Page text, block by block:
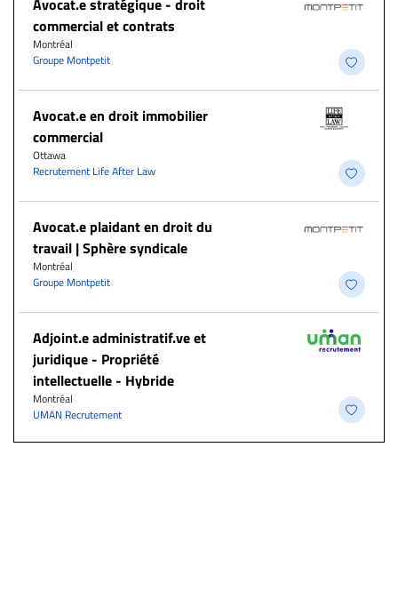
Avocat.e stratégique - droit
commercial et contrats
Montréal
Groupe Montpetit
Avocat.e en droit immobilier
commercial
Ottawa
Recrutement Life After Law
Avocat.e plaidant en droit du
travail | Sphère syndicale
Montréal
Groupe Montpetit
Adjoint.e administratif.ve et
juridique - Propriété
intellectuelle - Hybride
Montréal
UMAN Recrutement